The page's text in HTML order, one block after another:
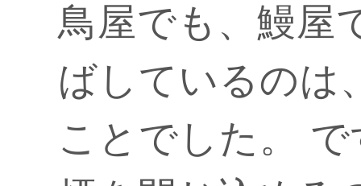
鳥屋でも、鰻屋
ばしているのは
ことでした。